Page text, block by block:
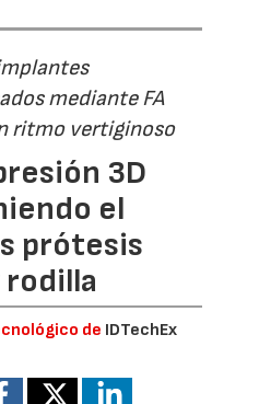
mediante FA
ritmo vertiginoso
3D
el
prótesis
rodilla
de IDTechEx